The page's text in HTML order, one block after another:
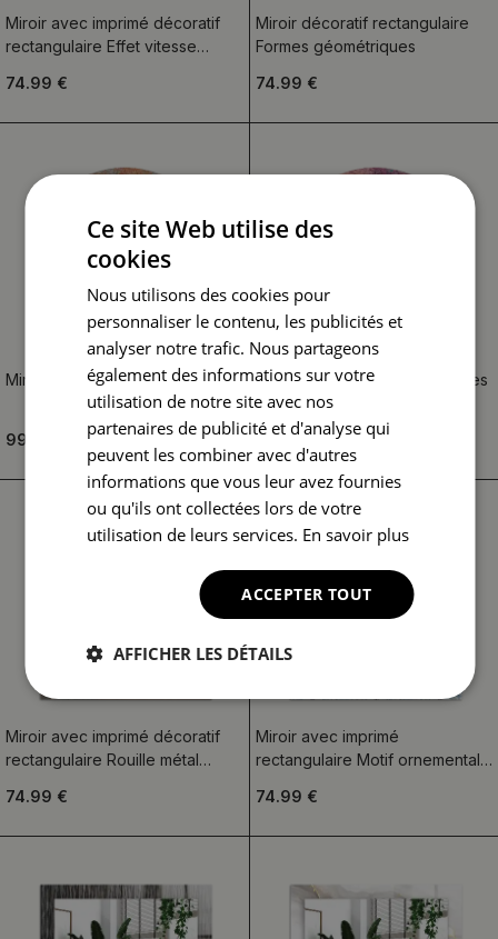
Miroir avec imprimé décoratif
rectangulaire Effet vitesse
74.99 €
Miroir décoratif rectangulaire
Formes géométriques
74.99 €
Miroir rond imprimé Métal rouillé
99.99 €
Miroir rond imprimé Festival des
couleurs
99.99 €
Miroir avec imprimé décoratif
rectangulaire Rouille métal
74.99 €
Miroir avec imprimé
rectangulaire Motif ornemental
74.99 €
Ce site Web utilise des
cookies
Nous utilisons des cookies pour
personnaliser le contenu, les publicités et
analyser notre trafic. Nous partageons
également des informations sur votre
utilisation de notre site avec nos
partenaires de publicité et d'analyse qui
peuvent les combiner avec d'autres
informations que vous leur avez fournies
ou qu'ils ont collectées lors de votre
utilisation de leurs services. En savoir plus
ACCEPTER TOUT
AFFICHER LES DÉTAILS